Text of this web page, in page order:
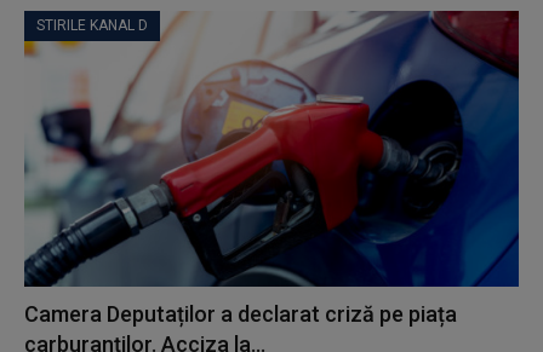
STIRILE KANAL D
Camera Deputaților a declarat criză pe piața
carburanților. Acciza la...